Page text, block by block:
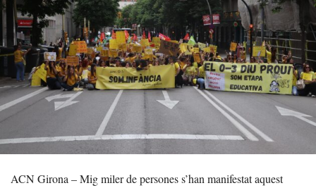
ACN Girona – Mig miler de persones s’han manifestat aquest